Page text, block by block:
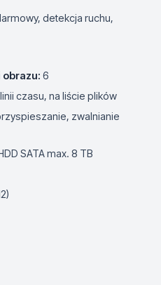
detekcja ruchu,
obrazu: 6
czasu, na liście plików
zwalnianie
SATA max. 8 TB